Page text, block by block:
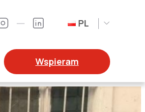
InstagramLinkedIn PL
Wspieram